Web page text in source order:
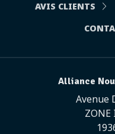
AVIS CLIENTS
Alliance
Avenue
ZONE